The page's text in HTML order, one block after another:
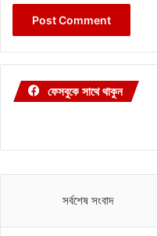
ফেসবুকে সাথে থাকুন
সর্বশেষ সংবাদ